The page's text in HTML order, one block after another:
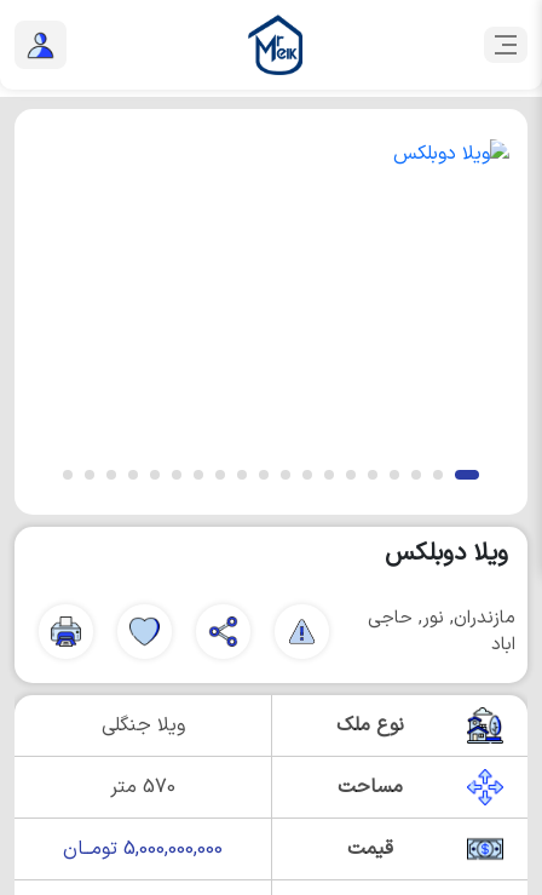
ویلا دوبلکس
مازندران, نور, حاجی
اباد
نوع ملک ویلا جنگلی
مساحت 570 متر
قیمت 5,000,000,000 تومــان